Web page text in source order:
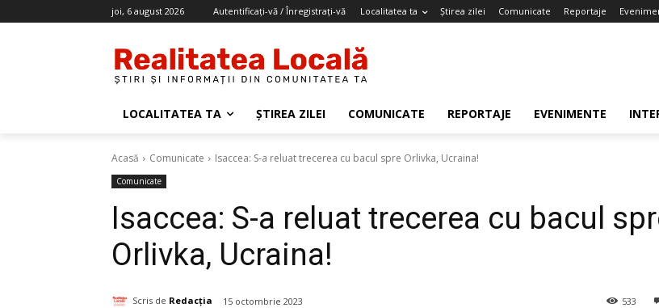
joi, 6 august 2026 Autentificați-vă / Înregistrați-vă Localitatea ta Știrea zilei Comunicate Reportaje
LOCALITATEA TA ȘTIREA ZILEI COMUNICATE REPORTAJE EVENIMENTE
Acasă Comunicate Isaccea: S-a reluat trecerea cu bacul spre Orlivka, Ucraina!
Comunicate
Isaccea: S-a reluat trecerea cu bacul
Orlivka, Ucraina!
Scris de Redacția 15 octombrie 2023 533